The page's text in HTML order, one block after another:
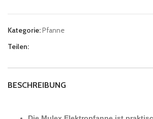
Kategorie:Pfanne
Teilen:
BESCHREIBUNG